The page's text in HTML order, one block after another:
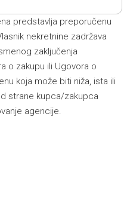
predstavlja preporučenu
nekretnine zadržava
zaključenja
o zakupu ili Ugovora o
koja može biti niža, ista ili
strane kupca/zakupca
agencije.